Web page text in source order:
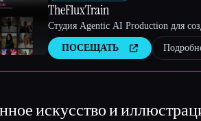
TheFluxTrain
Студия Agentic AI Production для
ПОСЕЩАТЬ
искусство и